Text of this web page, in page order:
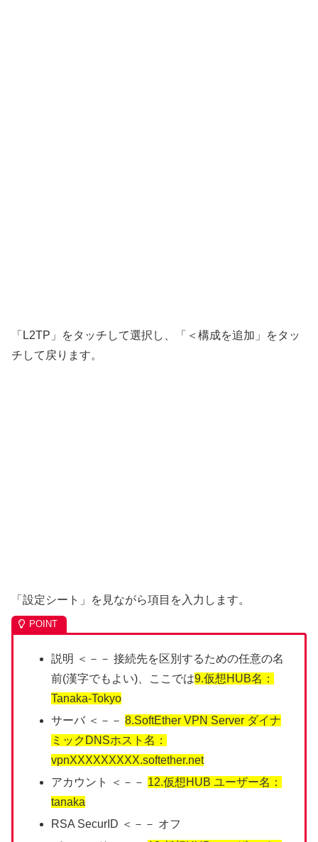
「L2TP」をタッチして選択し、「＜構成を追加」をタッ
チして戻ります。
「設定シート」を見ながら項目を入力します。
説明 ＜－－ 接続先を区別するための任意の名
前(漢字でもよい)、ここでは9.仮想HUB名：
Tanaka-Tokyo
サーバ ＜－－8.SoftEther VPN Server ダイナ
ミックDNSホスト名：
vpnXXXXXXXXX.softether.net
アカウント ＜－－ 12.仮想HUB ユーザー名：
tanaka
RSA SecurID ＜－－ オフ